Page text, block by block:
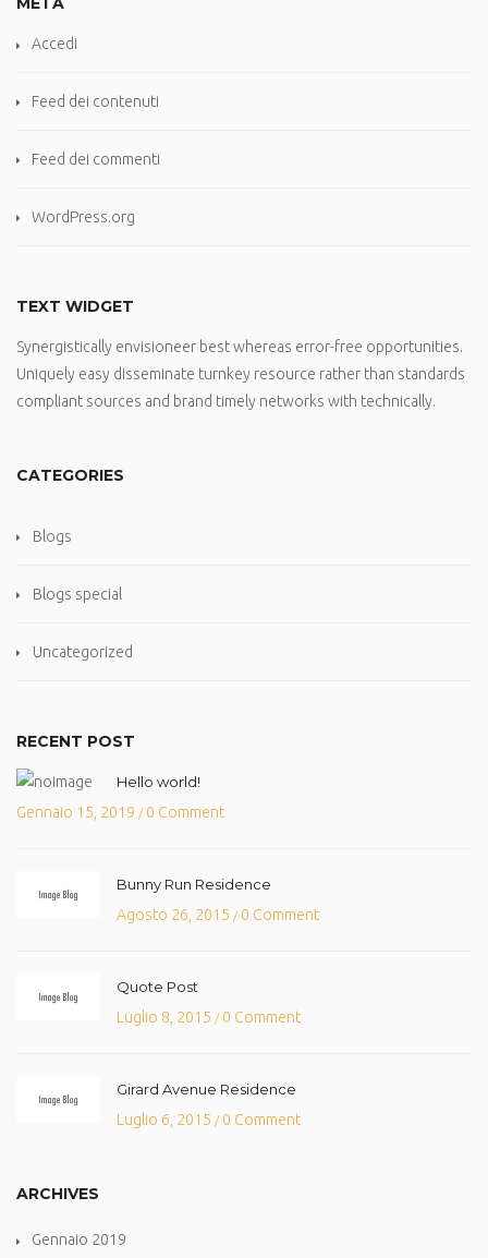
Accedi
Feed dei contenuti
Feed dei commenti
WordPress.org
TEXT WIDGET
Synergistically envisioneer best whereas error-free opportunities.
Uniquely easy disseminate turnkey resource rather than standards
compliant sources and brand timely networks with technically.
CATEGORIES
Blogs
Blogs special
Uncategorized
RECENT POST
Hello world!
Gennaio 15, 2019 /0 Comment
Bunny Run Residence
Agosto 26, 2015 /0 Comment
Quote Post
Luglio 8, 2015 /0 Comment
Girard Avenue Residence
Luglio 6, 2015 /0 Comment
ARCHIVES
Gennaio 2019